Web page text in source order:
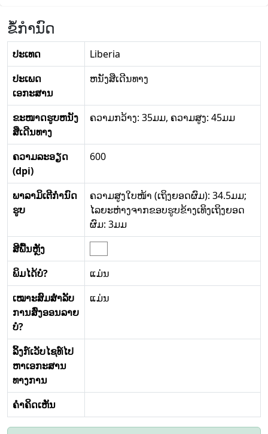
ຂໍ້ກໍານົດ
ປະເທດ
Liberia
ປະເພດ
ເອກະສານ
ຫນັງສືເດີນທາງ
ຂະໜາດຮູບຫນັງ
ສືເດີນທາງ
ຄວາມກວ້າງ: 35ມມ, ຄວາມສູງ: 45ມມ
ຄວາມລະອຽດ
(dpi)
600
ພາລາມິເຕີກໍານົດ
ຮູບ
ຄວາມສູງໃບໜ້າ (ເຖິງຍອດຜົມ): 34.5ມມ;
ໄລຍະຫ່າງຈາກຂອບຮູບຂ້າງເທິງເຖິງຍອດ
ຜົມ: 3ມມ
ສີພື້ນຫຼັງ
ພິມໄດ້ບໍ?
ແມ່ນ
ເໝາະສົມສໍາລັບ
ການສົ່ງອອນລາຍ
ບໍ?
ແມ່ນ
ລິ້ງກ໌ເວັບໄຊທ໌ໄປ
ຫາເອກະສານ
ທາງການ
ຄໍາຄິດເຫັນ